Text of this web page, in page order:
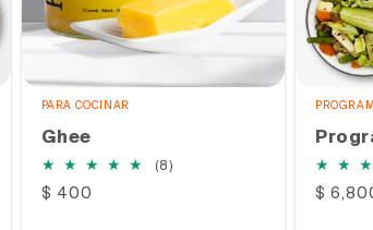
PARA COCINAR
Ghee
(8)8
Precio
$ 400
Precio
$